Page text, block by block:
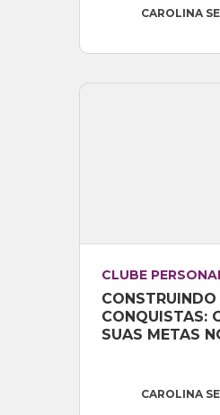
CAROLINA
CLUBE
CONQUISTAS:
SUAS METAS
CAROLINA